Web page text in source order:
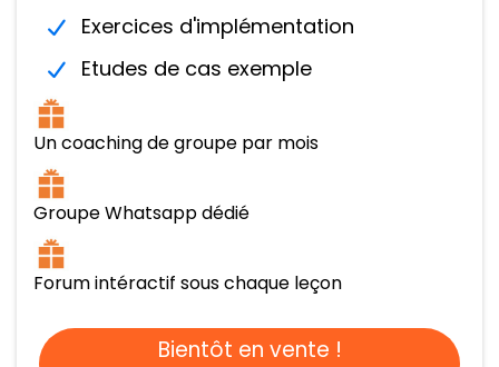
Exercices d'implémentation
Etudes de cas exemple
Un coaching de groupe par mois
Groupe Whatsapp dédié
Forum intéractif sous chaque leçon
Bientôt en vente !